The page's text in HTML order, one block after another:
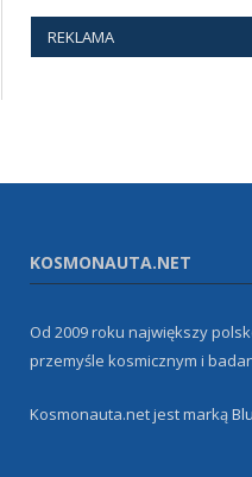
REKLAMA
KOSMONAUTA.NET
Od 2009 roku największy
przemyśle kosmicznym i
Kosmonauta.net jest marką